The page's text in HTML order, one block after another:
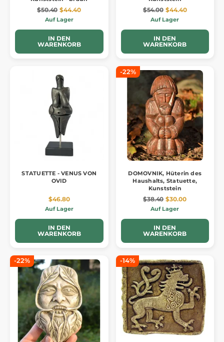
$50.40 $44.40
Auf Lager
IN DEN
WARENKORB
$54.00 $44.40
Auf Lager
IN DEN
WARENKORB
STATUETTE - VENUS VON
OVID
$46.80
Auf Lager
IN DEN
WARENKORB
-22%
DOMOVNIK, Hüterin des
Haushalts, Statuette,
Kunststein
$38.40 $30.00
Auf Lager
IN DEN
WARENKORB
-22% -14%